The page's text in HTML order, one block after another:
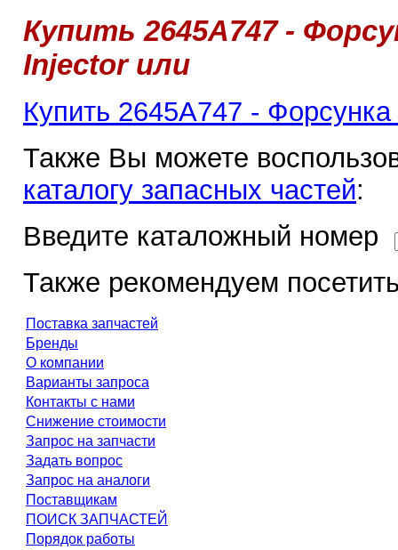
Купить 2645A747 -
Injector или
Купить 2645A747 -
Также Вы можете
каталогу запасных частей:
Введите каталожный номер
Также рекомендуем
Поставка запчастей
Бренды
О компании
Варианты запроса
Контакты с нами
Снижение стоимости
Запрос на запчасти
Задать вопрос
Запрос на аналоги
Поставщикам
ПОИСК ЗАПЧАСТЕЙ
Порядок работы